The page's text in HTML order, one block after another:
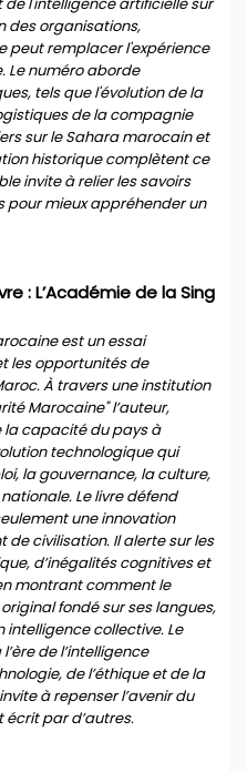
des organisations,
peut remplacer l'expérience
Le numéro aborde
tels que l'évolution de la
de la compagnie
sur le Sahara marocain et
historique complètent ce
invite à relier les savoirs
pour mieux appréhender un
: L’Académie de la Sing
est un essai
les opportunités de
À travers une institution
Marocaine" l’auteur,
la capacité du pays à
technologique qui
la gouvernance, la culture,
Le livre défend
une innovation
civilisation. Il alerte sur les
d’inégalités cognitives et
montrant comment le
fondé sur ses langues,
intelligence collective. Le
de l’intelligence
de l’éthique et de la
à repenser l’avenir du
par d’autres.